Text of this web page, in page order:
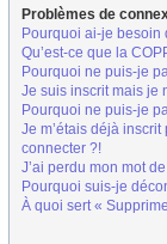
Problèmes de
Pourquoi ai-je besoin
Qu’est-ce que la
Pourquoi ne puis-je
Je suis inscrit mais je
Pourquoi ne puis-je
Je m’étais déjà
connecter ?!
J’ai perdu mon mot
Pourquoi suis-je
À quoi sert «